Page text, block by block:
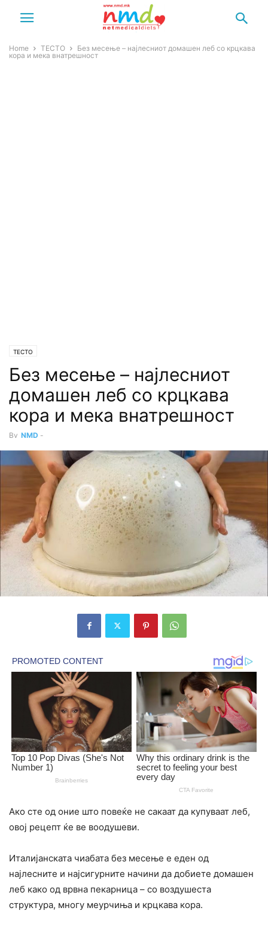
Home ТЕСТО
Без месење – најлесниот домашен леб со крцкава
кора и мека внатрешност
ТЕСТО
Без месење – најлесниот
домашен леб со крцкава
кора и мека внатрешност
By NMD -
Ако сте од оние што повеќе не сакаат да купуваат леб,
овој рецепт ќе ве воодушеви.
Италијанската чиабата без месење е еден од
најлесните и најсигурните начини да добиете домашен
леб како од врвна пекарница – со воздушеста
структура, многу меурчиња и крцкава кора.